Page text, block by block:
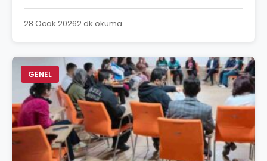
28 Ocak 20262 dk okuma
GENEL